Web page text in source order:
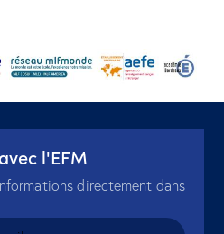
l'EFM
directement dans